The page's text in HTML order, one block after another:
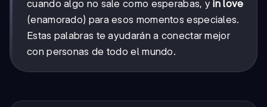
cuando algo no sale como esperabas, yin love
(enamorado) para esos momentos especiales.
Estas palabras te ayudarán a conectar mejor
con personas de todo el mundo.